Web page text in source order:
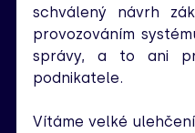
schválený návrh
provozováním
správy, a to ani
podnikatele.
Vítáme velké